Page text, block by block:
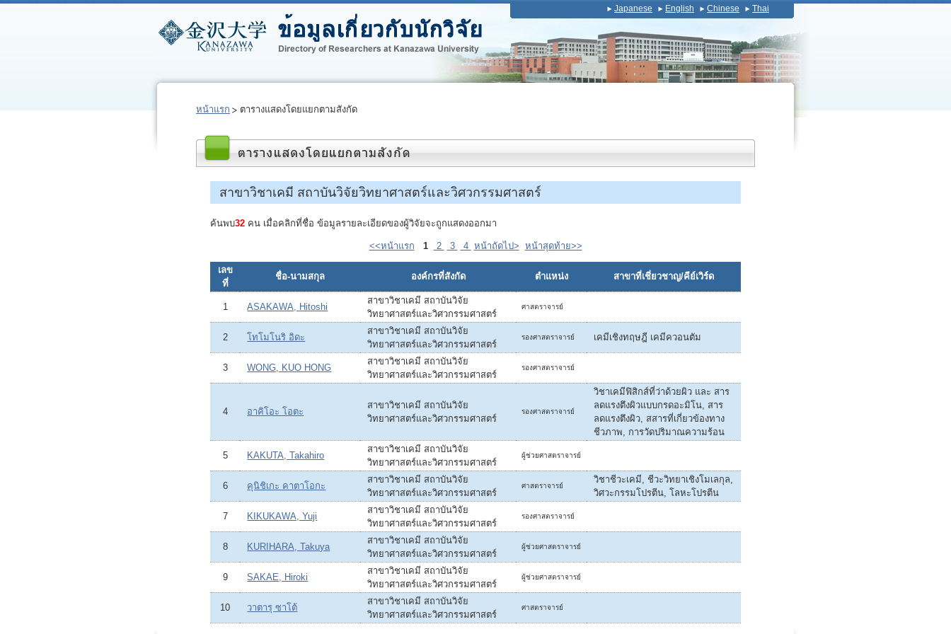
Japanese English Chinese Thai
หน้าแรก ตารางแสดงโดยแยกตามสังกัด
สาขาวิชาเคมี สถาบันวิจัยวิทยาศาสตร์และวิศวกรรมศาสตร์
ค้นพบ32 คน เมื่อคลิกที่ชื่อ ข้อมูลรายละเอียดของผู้วิจัยจะถูกแสดงออกมา
<<หน้าแรก 1 2 3 4 หน้าถัดไป> หน้าสุดท้าย>>
เลข
ที่
ชื่อ-นามสกุล องค์กรที่สังกัด ตำแหน่ง สาขาที่เชี่ยวชาญ/คีย์เวิร์ด
1 ASAKAWA, Hitoshi
สาขาวิชาเคมี สถาบันวิจัย
วิทยาศาสตร์และวิศวกรรมศาสตร์
ศาสตราจารย์
2 โทโมโนริ อิดะ
สาขาวิชาเคมี สถาบันวิจัย
วิทยาศาสตร์และวิศวกรรมศาสตร์
รองศาสตราจารย์ เคมีเชิงทฤษฎี เคมีควอนตัม
3 WONG, KUO HONG
สาขาวิชาเคมี สถาบันวิจัย
วิทยาศาสตร์และวิศวกรรมศาสตร์
รองศาสตราจารย์
4 อาคิโอะ โอตะ
สาขาวิชาเคมี สถาบันวิจัย
วิทยาศาสตร์และวิศวกรรมศาสตร์
รองศาสตราจารย์
วิชาเคมีฟิสิกส์ที่ว่าด้วยผิว และ สาร
ลดแรงตึงผิวแบบกรดอะมิโน, สาร
ลดแรงตึงผิว, สสารที่เกี่ยวข้องทาง
ชีวภาพ, การวัดปริมาณความร้อน
5 KAKUTA, Takahiro
สาขาวิชาเคมี สถาบันวิจัย
วิทยาศาสตร์และวิศวกรรมศาสตร์
ผู้ช่วยศาสตราจารย์
6 คุนิชิเกะ คาตาโอกะ
สาขาวิชาเคมี สถาบันวิจัย
วิทยาศาสตร์และวิศวกรรมศาสตร์
ศาสตราจารย์
วิชาชีวะเคมี, ชีวะวิทยาเชิงโมเลกุล,
วิศวะกรรมโปรตีน, โลหะโปรตีน
7 KIKUKAWA, Yuji
สาขาวิชาเคมี สถาบันวิจัย
วิทยาศาสตร์และวิศวกรรมศาสตร์
รองศาสตราจารย์
8 KURIHARA, Takuya
สาขาวิชาเคมี สถาบันวิจัย
วิทยาศาสตร์และวิศวกรรมศาสตร์
ผู้ช่วยศาสตราจารย์
9 SAKAE, Hiroki
สาขาวิชาเคมี สถาบันวิจัย
วิทยาศาสตร์และวิศวกรรมศาสตร์
ผู้ช่วยศาสตราจารย์
10 วาตารุ ซาโต้
สาขาวิชาเคมี สถาบันวิจัย
วิทยาศาสตร์และวิศวกรรมศาสตร์
ศาสตราจารย์